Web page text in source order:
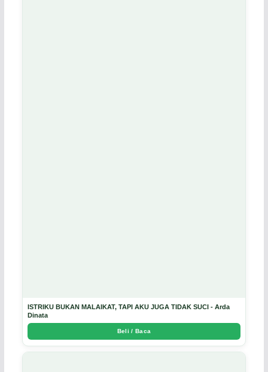
ISTRIKU BUKAN MALAIKAT, TAPI AKU JUGA TIDAK SUCI - Arda
Dinata
Beli / Baca